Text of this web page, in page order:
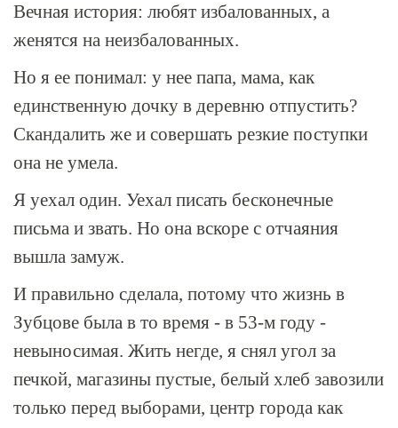
Вечная история: любят избалованных, а
женятся на неизбалованных.
Но я ее понимал: у нее папа, мама, как
единственную дочку в деревню отпустить?
Скандалить же и совершать резкие поступки
она не умела.
Я уехал один. Уехал писать бесконечные
письма и звать. Но она вскоре с отчаяния
вышла замуж.
И правильно сделала, потому что жизнь в
Зубцове была в то время - в 53-м году -
невыносимая. Жить негде, я снял угол за
печкой, магазины пустые, белый хлеб завозили
только перед выборами, центр города как